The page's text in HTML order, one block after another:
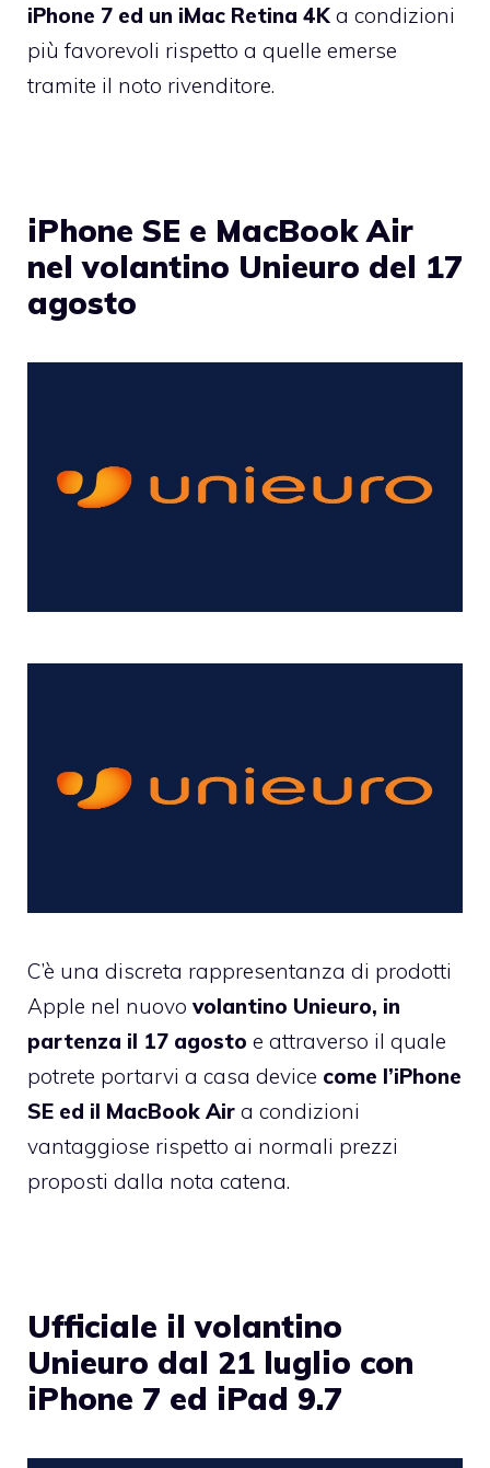
iPhone 7 ed un iMac Retina 4K a condizioni
più favorevoli rispetto a quelle emerse
tramite il noto rivenditore.
iPhone SE e MacBook Air
nel volantino Unieuro del 17
agosto
C’è una discreta rappresentanza di prodotti
Apple nel nuovo volantino Unieuro, in
partenza il 17 agosto e attraverso il quale
potrete portarvi a casa device come l’iPhone
SE ed il MacBook Air a condizioni
vantaggiose rispetto ai normali prezzi
proposti dalla nota catena.
Ufficiale il volantino
Unieuro dal 21 luglio con
iPhone 7 ed iPad 9.7